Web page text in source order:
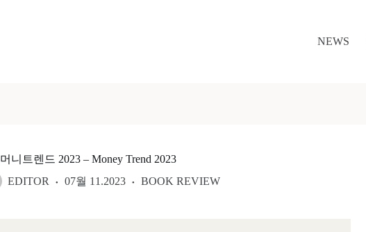
NEWS
머니트렌드 2023 – Money Trend 2023
EDITOR
07월 11.2023 BOOK REVIEW